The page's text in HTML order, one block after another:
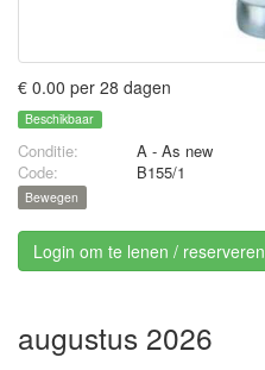
€ 0.00 per 28 dagen
Beschikbaar
Conditie:
A - As new
Code:
B155/1
Bewegen
Login om te lenen / reserveren
augustus 2026